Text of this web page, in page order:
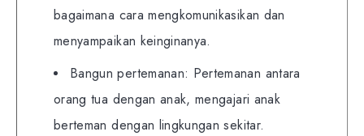
bagaimana cara mengkomunikasikan dan
menyampaikan keinginanya.
Bangun pertemanan: Pertemanan antara
orang tua dengan anak, mengajari anak
berteman dengan lingkungan sekitar.